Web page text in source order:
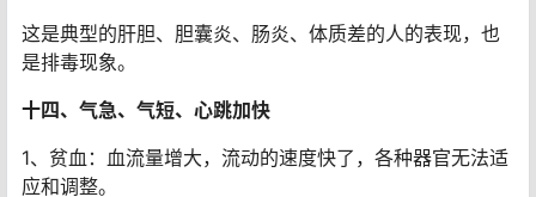
这是典型的肝胆、胆囊炎、肠炎、体质差的人的表现，也
是排毒现象。
十四、气急、气短、心跳加快
1、贫血：血流量增大，流动的速度快了，各种器官无法适
应和调整。